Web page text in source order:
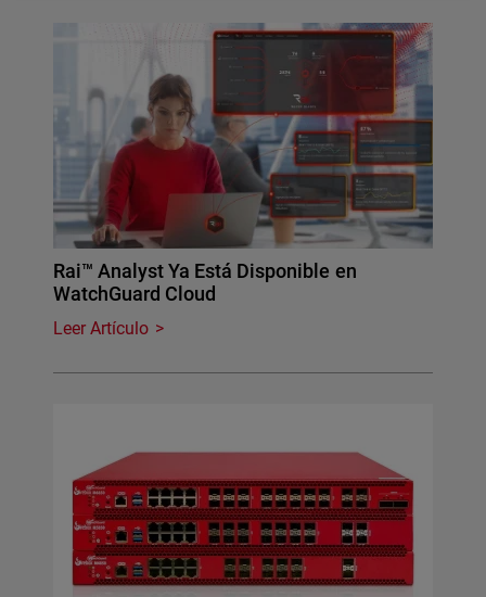
Rai™ Analyst Ya Está Disponible en
WatchGuard Cloud
Leer Artículo